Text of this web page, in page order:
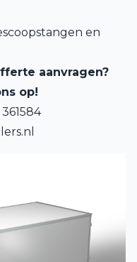
en
aanvragen?
op!
361584